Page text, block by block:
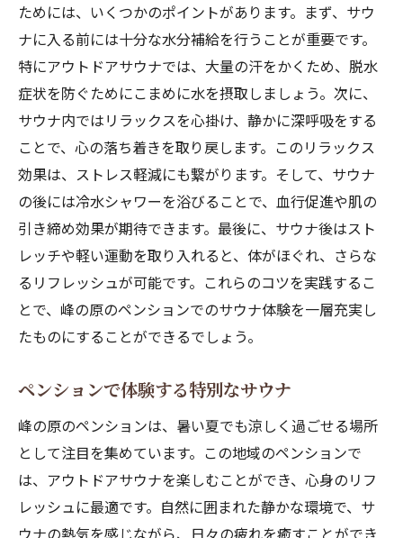
ためには、いくつかのポイントがあります。まず、サウ
ナに入る前には十分な水分補給を行うことが重要です。
特にアウトドアサウナでは、大量の汗をかくため、脱水
症状を防ぐためにこまめに水を摂取しましょう。次に、
サウナ内ではリラックスを心掛け、静かに深呼吸をする
ことで、心の落ち着きを取り戻します。このリラックス
効果は、ストレス軽減にも繋がります。そして、サウナ
の後には冷水シャワーを浴びることで、血行促進や肌の
引き締め効果が期待できます。最後に、サウナ後はスト
レッチや軽い運動を取り入れると、体がほぐれ、さらな
るリフレッシュが可能です。これらのコツを実践するこ
とで、峰の原のペンションでのサウナ体験を一層充実し
たものにすることができるでしょう。
ペンションで体験する特別なサウナ
峰の原のペンションは、暑い夏でも涼しく過ごせる場所
として注目を集めています。この地域のペンションで
は、アウトドアサウナを楽しむことができ、心身のリフ
レッシュに最適です。自然に囲まれた静かな環境で、サ
ウナの熱気を感じながら、日々の疲れを癒すことができ